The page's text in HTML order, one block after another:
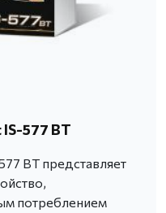
577 BT
BT представляет
потреблением